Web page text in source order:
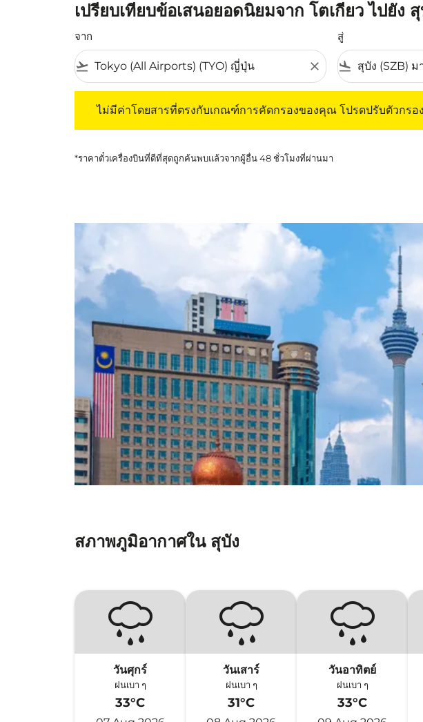
เปรียบเทียบข้อเสนอยอดนิยมจาก โตเกียว ไปยัง
จาก
flight_takeoff close
สู่
flight_land
ไม่มีค่าโดยสารที่ตรงกับเกณฑ์การคัดกรองของคุณ โปรดปรับตัวกร
*ราคาตั๋วเครื่องบินที่ดีที่สุดถูกค้นพบแล้วจากผู้อื่น 48 ชั่วโมงที่ผ่านมา
สภาพภูมิอากาศใน สุบัง
วันศุกร์
ฝนเบา ๆ
33°C
วันเสาร์
ฝนเบา ๆ
31°C
วันอาทิตย์
ฝนเบา ๆ
33°C